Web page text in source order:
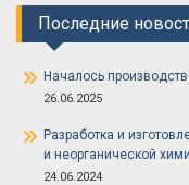
Последние
Началось
26.06.2025
Разработка и
и неорганической
24.06.2024